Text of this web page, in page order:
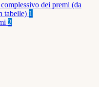
dei premi (da
tabelle) 1
2